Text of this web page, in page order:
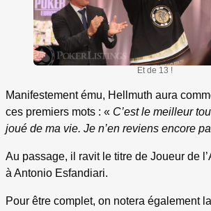
Et de 13 !
Manifestement ému, Hellmuth aura
ces premiers mots : « C’est le meilleur
joué de ma vie. Je n’en reviens encore
Au passage, il ravit le titre de Joueur de
à Antonio Esfandiari.
Pour être complet, on notera également